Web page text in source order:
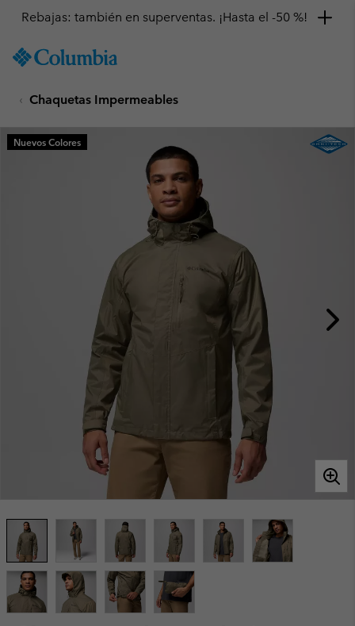
TO
SKIP
MAIN
NAV
Rebajas: también en superventas. ¡Hasta el -50 %!
Chaquetas Impermeables
Nuevos Colores